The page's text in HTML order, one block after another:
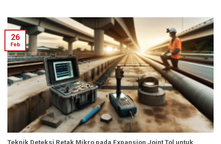
Teknik Deteksi Retak Mikro pada Expansion Joint Tol untuk
26
Feb